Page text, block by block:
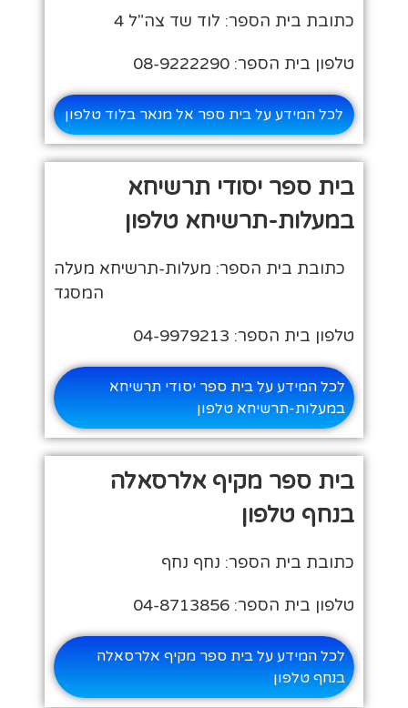
כתובת בית הספר: לוד שד צה"ל 4
טלפון בית הספר: 08-9222290
לכל המידע על בית ספר אל מנאר בלוד טלפון
בית ספר יסודי תרשיחא
במעלות-תרשיחא טלפון
כתובת בית הספר: מעלות-תרשיחא מעלה
המסגד
טלפון בית הספר: 04-9979213
לכל המידע על בית ספר יסודי תרשיחא
במעלות-תרשיחא טלפון
בית ספר מקיף אלרסאלה
בנחף טלפון
כתובת בית הספר: נחף נחף
טלפון בית הספר: 04-8713856
לכל המידע על בית ספר מקיף אלרסאלה
בנחף טלפון